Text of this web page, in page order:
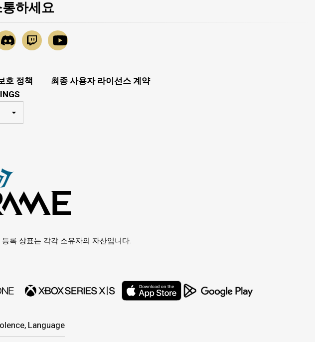
하세요
호 정책
최종 사용자 라이선스 계약
록 상표는 각각 소유자의 자산입니다.
Language